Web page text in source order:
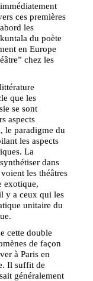
ces premières
les
du poète
en Europe
chez les
que les
se sont
aspects
le paradigme du
les aspects
La
dans
les théâtres
exotique,
y a ceux qui les
unitaire du
cette double
de façon
à Paris en
Il suffit de
généralement